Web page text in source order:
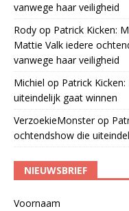
vanwege haar veiligheid
Rody op Patrick Kicken:
Mattie Valk iedere
vanwege haar veiligheid
Michiel op Patrick
uiteindelijk gaat winnen
VerzoekieMonsterop
ochtendshow die
NIEUWSBRIEF
Voornaam